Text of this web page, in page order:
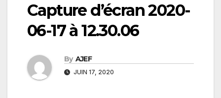
Capture d’écran 2020-
06-17 à 12.30.06
By AJEF
JUIN 17, 2020